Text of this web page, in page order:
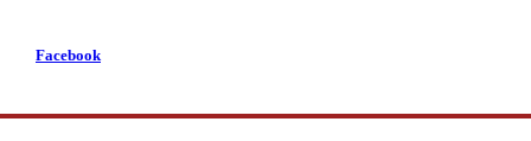
Facebook